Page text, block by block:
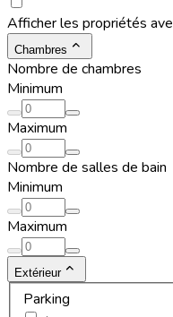
Afficher les propriétés
Chambres
Nombre de chambres
Minimum
Maximum
Nombre de salles de bain
Minimum
Maximum
Extérieur
Parking